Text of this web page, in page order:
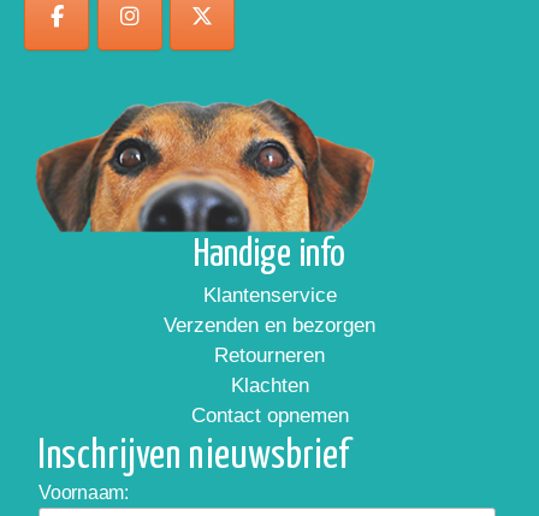
Handige info
Klantenservice
Verzenden en bezorgen
Retourneren
Klachten
Contact opnemen
Inschrijven nieuwsbrief
Voornaam: